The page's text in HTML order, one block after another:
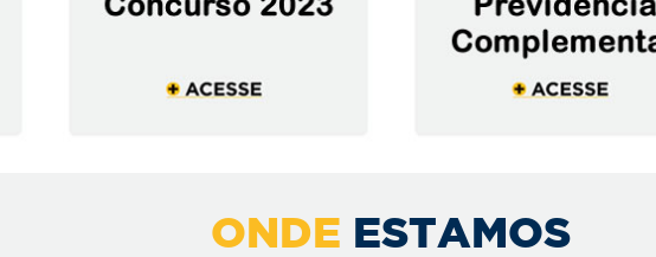
ONDE ESTAMOS